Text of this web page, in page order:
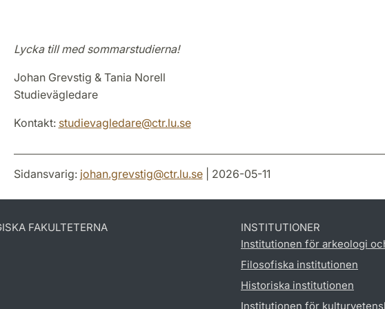
Lycka till med sommarstudierna!
Johan Grevstig & Tania Norell
Studievägledare
Kontakt: studievagledare@ctr.lu.se
Sidansvarig: johan.grevstig@ctr.lu.se| 2026-05-11
FAKULTETERNA
INSTITUTIONER
Institutionen för arkeologi
Filosofiska institutionen
Historiska institutionen
Institutionen för